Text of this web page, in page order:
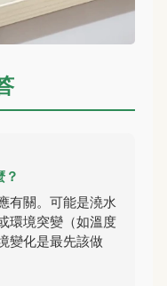
？
有關。可能是澆水
環境突變（如溫度
變化是最先該做